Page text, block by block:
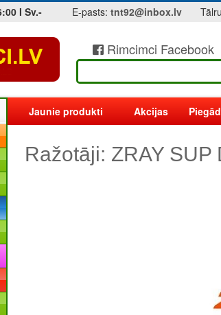
I Sv.- E-pasts: tnt92@inbox.lv
Rimcimci Facebook
Jaunie produkti Akcijas
Ražotāji: ZRAY SUP